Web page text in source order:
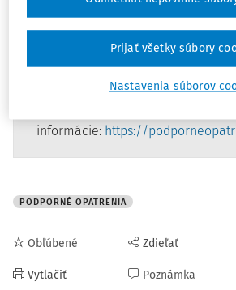
schopností.
Katalóg podporných opatrenía
informácie: https://
PODPORNÉ OPATRENIA
Obľúbené
Vytlačiť
Zdieľať
Poznámka
Nastavenia súborov
Prijať všetky súbory